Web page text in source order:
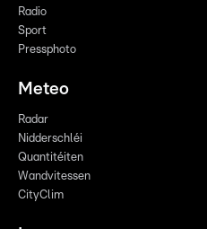
Radio
Sport
Pressphoto
Meteo
Radar
Nidderschléi
Quantitéiten
Wandvitessen
CityClim